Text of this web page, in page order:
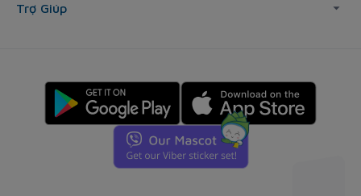
Trợ Giúp